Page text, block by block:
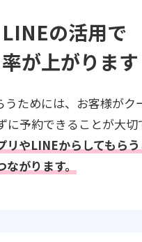
の活用で
が上がります
うためには、お客様がク
予約できることが大切
リやLINEからしてもら
ながります。